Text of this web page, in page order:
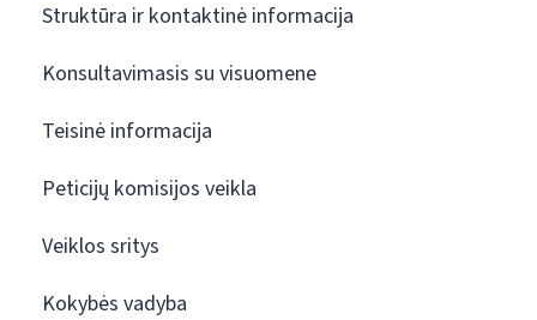
Struktūra ir kontaktinė informacija
Konsultavimasis su visuomene
Teisinė informacija
Peticijų komisijos veikla
Veiklos sritys
Kokybės vadyba